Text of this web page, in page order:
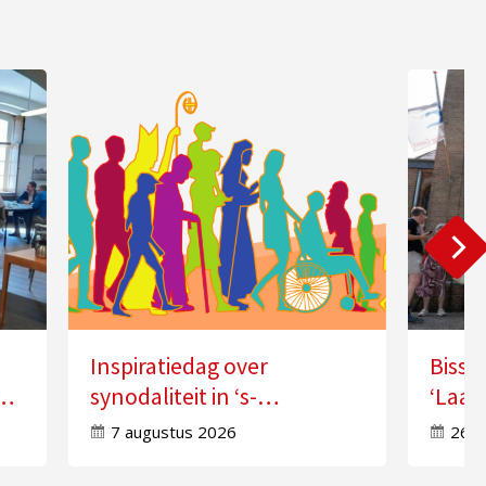
Inspiratiedag over
synodaliteit in ‘s-
Hertogenbosch
7 augustus 2026 26